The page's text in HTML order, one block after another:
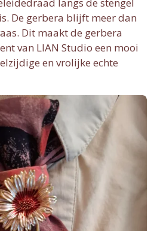
De gerbera blijft meer dan
Dit maakt de gerbera
van LIAN Studio een mooi
en vrolijke echte